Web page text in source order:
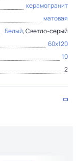
керамогранит
матовая
Белый, Светло-серый
60x120
10
2